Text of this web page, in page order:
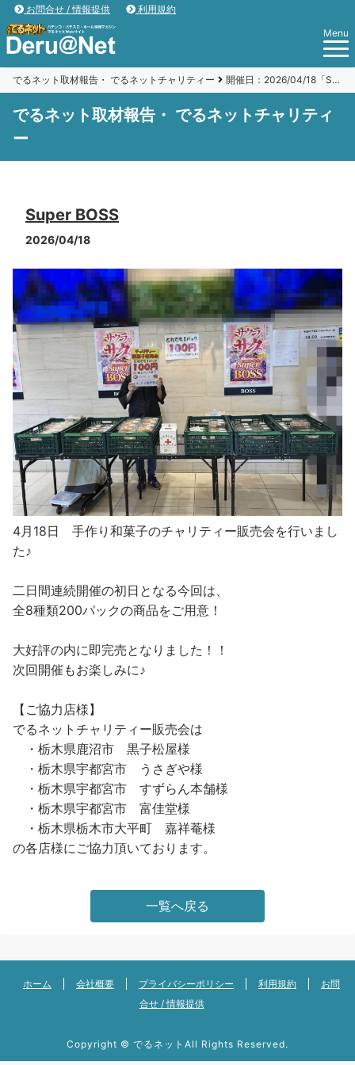
お問合せ / 情報提供
利用規約
Menu
でるネット取材報告・ でるネットチャリティー 開催日：2026/04/18「Super BOSS」
でるネット取材報告・ でるネットチャリティ
ー
Super BOSS
2026/04/18
4月18日 手作り和菓子のチャリティー販売会を行いまし
た♪
二日間連続開催の初日となる今回は、
全8種類200パックの商品をご用意！
大好評の内に即完売となりました！！
次回開催もお楽しみに♪
【ご協力店様】
でるネットチャリティー販売会は
・栃木県鹿沼市 黒子松屋様
・栃木県宇都宮市 うさぎや様
・栃木県宇都宮市 すずらん本舗様
・栃木県宇都宮市 富佳堂様
・栃木県栃木市大平町 嘉祥菴様
の各店様にご協力頂いております。
一覧へ戻る
ホーム 会社概要 プライバシーポリシー 利用規約
お問
合せ / 情報提供
Copyright © でるネット All Rights Reserved.